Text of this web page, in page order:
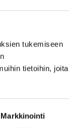
tukemiseen
tietoihin, joita
Markkinointi